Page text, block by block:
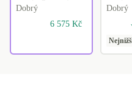
Dobrý
6 575 Kč
Dobrý